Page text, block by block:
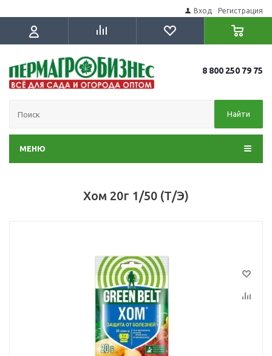
Вход Регистрация
8 800 250 79 75
Найти
МЕНЮ
Хом 20г 1/50 (Т/Э)